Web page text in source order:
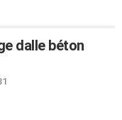
dalle béton